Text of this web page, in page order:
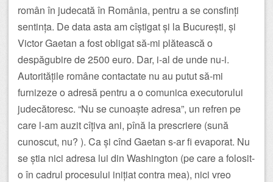
român în judecată în România, pentru a se consfinți
sentința. De data asta am cîștigat și la București, și
Victor Gaetan a fost obligat să-mi plătească o
despăgubire de 2500 euro. Dar, i-al de unde nu-i.
Autoritățile române contactate nu au putut să-mi
furnizeze o adresă pentru a o comunica executorului
judecătoresc. “Nu se cunoaște adresa”, un refren pe
care l-am auzit cîțiva ani, pînă la prescriere (sună
cunoscut, nu? ). Ca și cînd Gaetan s-ar fi evaporat. Nu
se știa nici adresa lui din Washington (pe care a folosit-
o în cadrul procesului inițiat contra mea), nici vreo